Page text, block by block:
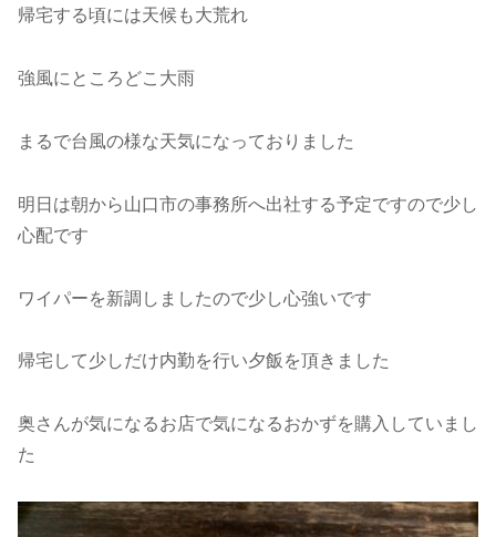
帰宅する頃には天候も大荒れ
強風にところどこ大雨
まるで台風の様な天気になっておりました
明日は朝から山口市の事務所へ出社する予定ですので少し
心配です
ワイパーを新調しましたので少し心強いです
帰宅して少しだけ内勤を行い夕飯を頂きました
奥さんが気になるお店で気になるおかずを購入していまし
た